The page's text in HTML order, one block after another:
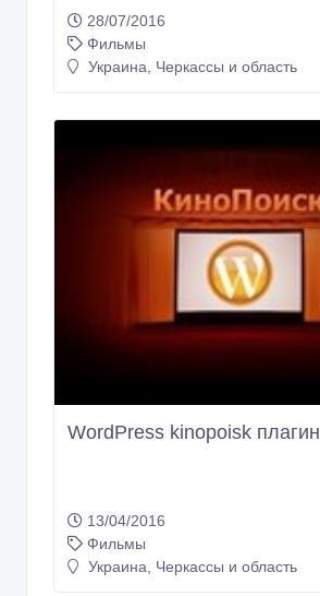
28/07/2016
Фильмы
Украина, Черкассы и область
WordPress kinopoisk плагин
13/04/2016
Фильмы
Украина, Черкассы и область